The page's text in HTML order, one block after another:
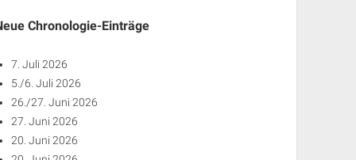
Chronologie-Einträge
7. Juli 2026
5./6. Juli 2026
26./27. Juni 2026
27. Juni 2026
20. Juni 2026